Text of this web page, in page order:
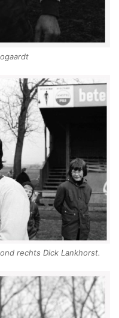
rechts Dick Lankhorst.